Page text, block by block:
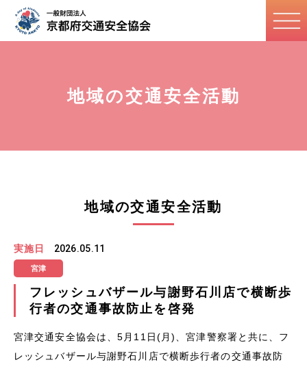
地域の交通安全活動
地域の交通安全活動
実施日 2026.05.11
宮津
フレッシュバザール与謝野石川店で横断歩
行者の交通事故防止を啓発
宮津交通安全協会は、5月11日(月)、宮津警察署と共に、フ
レッシュバザール与謝野石川店で横断歩行者の交通事故防